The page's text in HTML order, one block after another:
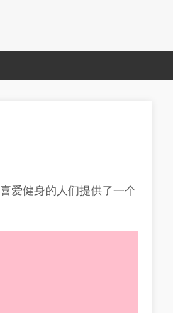
爱健身的人们提供了一个